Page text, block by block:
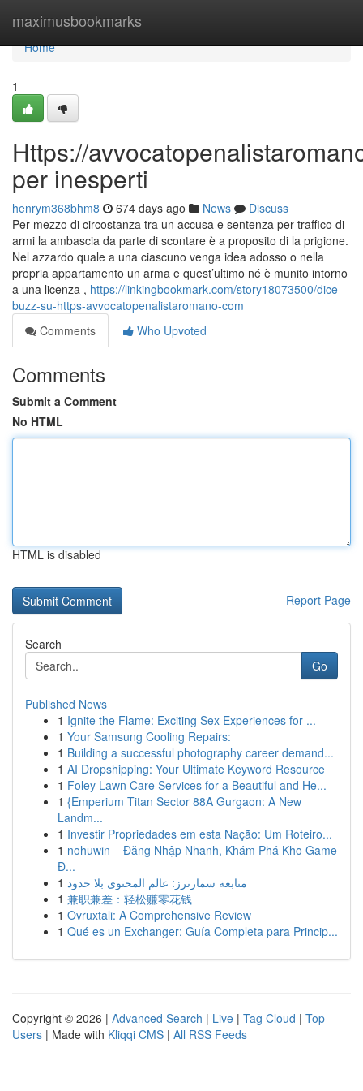
maximusbookmarks
Home
Home
1
Https://
per inesperti
henrym368bhm8 674 days ago News
Discuss
Per mezzo di circostanza tra un accusa e sentenza per traffico di
armi la ambascia da parte di scontare è a proposito di la prigione.
Nel azzardo quale a una ciascuno venga idea adosso o nella
propria appartamento un arma e quest’ultimo né è munito intorno
a una licenza , https://linkingbookmark.com/story18073500/dice-
buzz-su-https-avvocatopenalistaromano-com
Comments
Who Upvoted
Comments
Submit a Comment
No HTML
HTML is disabled
Report Page
Search
Go
Published News
1 Ignite the Flame: Exciting Sex Experiences for ...
1 Your Samsung Cooling Repairs:
1 Building a successful photography career demand...
1 AI Dropshipping: Your Ultimate Keyword Resource
1 Foley Lawn Care Services for a Beautiful and He...
1 {Emperium Titan Sector 88A Gurgaon: A New
Landm...
1 Investir Propriedades em esta Nação: Um Roteiro...
1 nohuwin – Đăng Nhập Nhanh, Khám Phá Kho Game
Đ...
1 متابعة سمارترز: عالم المحتوى بلا حدود
1 兼职兼差：轻松赚零花钱
1 Ovruxtali: A Comprehensive Review
1 Qué es un Exchanger: Guía Completa para Princip...
Copyright © 2026 | Advanced Search | Live | Tag Cloud | Top
Users | Made with Kliqqi CMS | All RSS Feeds